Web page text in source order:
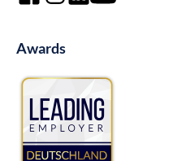
Awards